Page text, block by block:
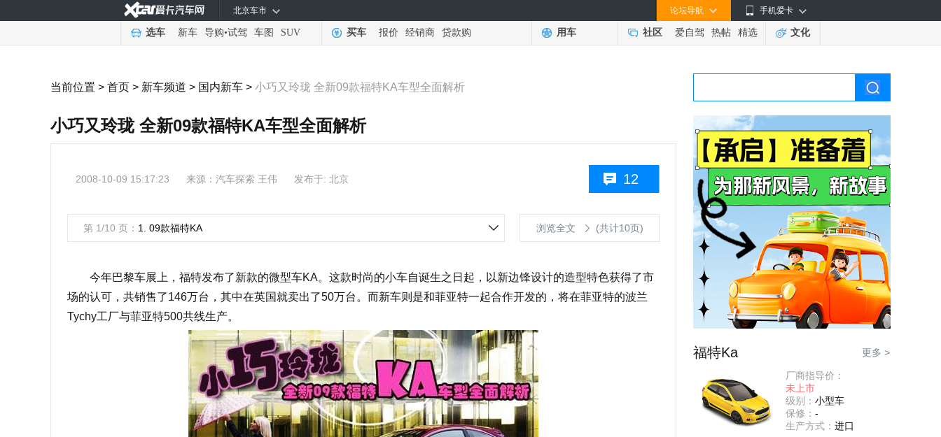
手机爱卡
论坛导航
北京车市
选车 新车 导购•试驾 车图 SUV 买车 报价 经销商 贷款购 用车 社区 爱自驾 热帖 精选 文化
当前位置 > 首页 > 新车频道 > 国内新车 > 小巧又玲珑 全新09款福特KA车型全面解析
小巧又玲珑 全新09款福特KA车型全面解析
12
2008-10-09 15:17:23 来源： 汽车探索 王伟 发布于: 北京
第 1/10 页： 1. 09款福特KA 浏览全文 (共计10页)
今年巴黎车展上，福特发布了新款的微型车KA。这款时尚的小车自诞生之日起，以新边锋设计的造型特色获得了市
场的认可，共销售了146万台，其中在英国就卖出了50万台。而新车则是和菲亚特一起合作开发的，将在菲亚特的波兰
Tychy工厂与菲亚特500共线生产。
福特Ka 更多 >
厂商指导价：
未上市
级别： 小型车
保修： -
生产方式： 进口